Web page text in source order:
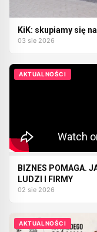
KiK: skupiamy się
03 sie 2026
AKTUALNOŚCI
BIZNES POMAGA.
LUDZI I FIRMY
02 sie 2026
AKTUALNOŚCI